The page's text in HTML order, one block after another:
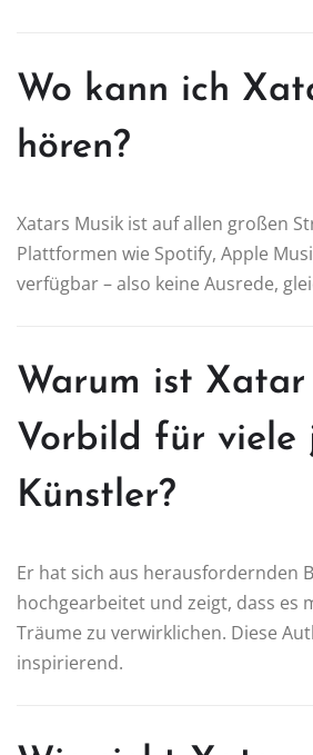
Wo kann ich
hören?
Xatars Musik ist auf allen großen
Plattformen wie Spotify, Apple
verfügbar – also keine Ausrede,
Warum ist Xatar
Vorbild für viele
Künstler?
Er hat sich aus herausfordernden
hochgearbeitet und zeigt, dass es
Träume zu verwirklichen. Diese
inspirierend.